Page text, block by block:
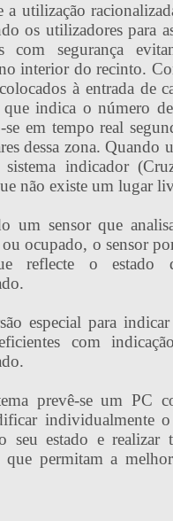
utilização
os utilizadores para
com segurança
no interior do recinto.
à entrada de
indica o número
se em tempo real
dessa zona. Quando
indicador
não existe um lugar
um sensor que
ocupado, o sensor
reflecte o
especial para
com
prevê-se um PC
individualmente
seu estado e realizar
que permitam a